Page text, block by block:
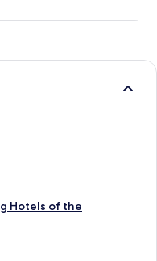
Hotels of the